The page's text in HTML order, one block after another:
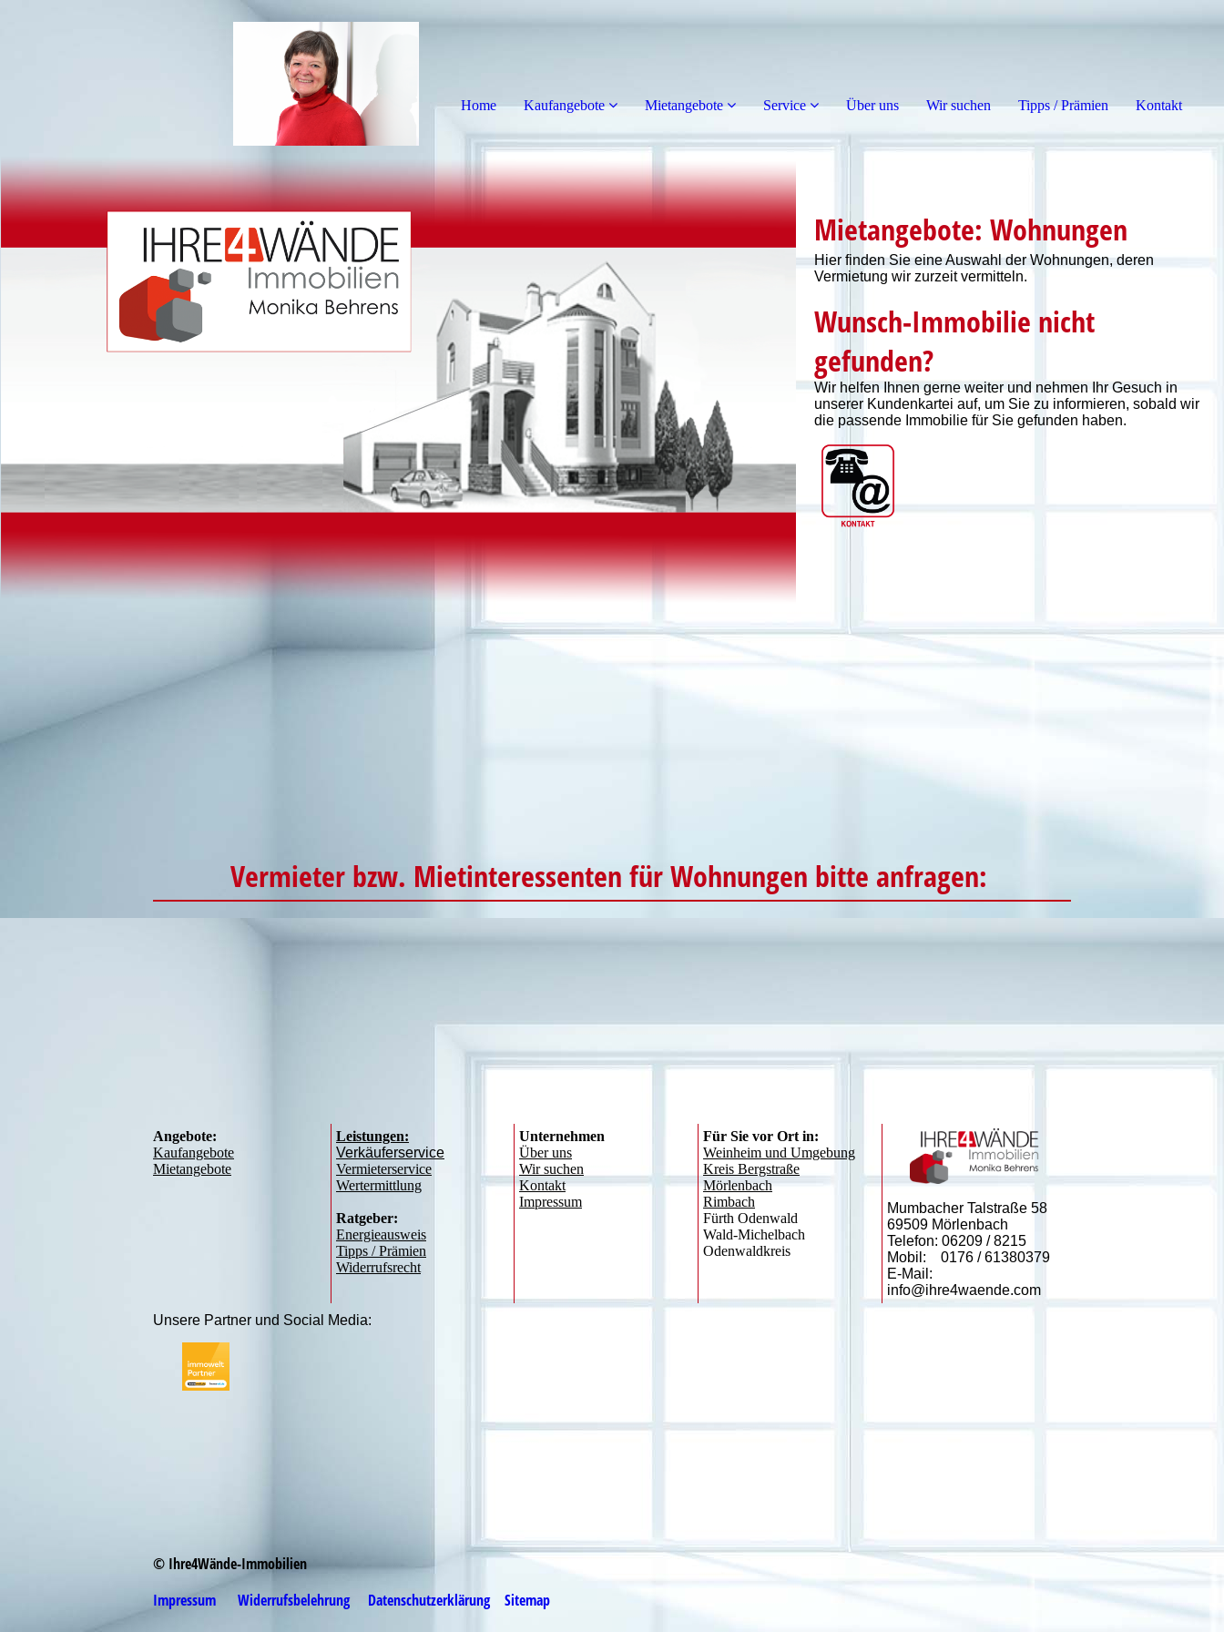
Home Kaufangebote Mietangebote Service Über uns Wir suchen Tipps / Prämien Kontakt
Mietangebote: Wohnungen
Hier finden Sie eine Auswahl der Wohnungen, deren
Vermietung wir zurzeit vermitteln.
Wunsch-Immobilie nicht
gefunden?
Wir helfen Ihnen gerne weiter undnehmen Ihr Gesuch in
unserer Kundenkartei auf, um Sie zu informieren, sobald wir
die passende Immobilie für Sie gefunden haben.
Vermieter bzw. Mietinteressenten für Wohnungen bitte anfragen:
Angebote:
Kaufangebote
Mietangebote
Leistungen:
Verkäuferservice
Vermieterservice
Wertermittlung
Ratgeber:
Energieausweis
Tipps / Prämien
Widerrufsrecht
Unternehmen
Über uns
Wir suchen
Kontakt
Impressum
Für Sie vor Ort in:
Weinheim und Umgebung
Kreis Bergstraße
Mörlenbach
Rimbach
Fürth Odenwald
Wald-Michelbach
Odenwaldkreis
Mumbacher Talstraße 58
69509 Mörlenbach
Telefon: 06209 / 8215
Mobil: 0176 / 61380379
E-Mail:
info@ihre4waende.com
Unsere Partner und Social Media:
© Ihre4Wände-Immobilien
Impressum
Widerrufsbelehrung Datenschutzerklärung Sitemap